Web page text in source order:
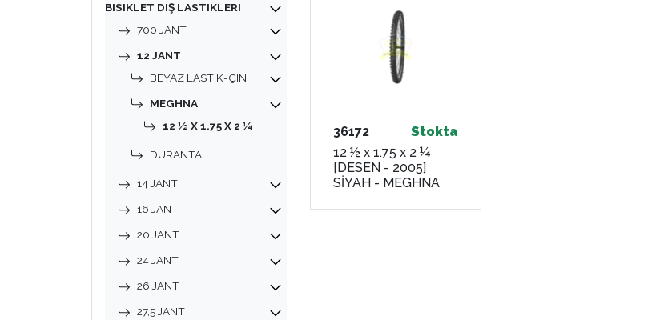
BISIKLET DIŞ LASTIKLERI
700 JANT
12 JANT
BEYAZ LASTIK-ÇIN
MEGHNA
12 ½ X 1.75 X 2 ¼
DURANTA
14 JANT
16 JANT
20 JANT
24 JANT
26 JANT
27,5 JANT
36172
Stokta
12 ½ x 1.75 x 2 ¼
[DESEN - 2005]
SİYAH - MEGHNA